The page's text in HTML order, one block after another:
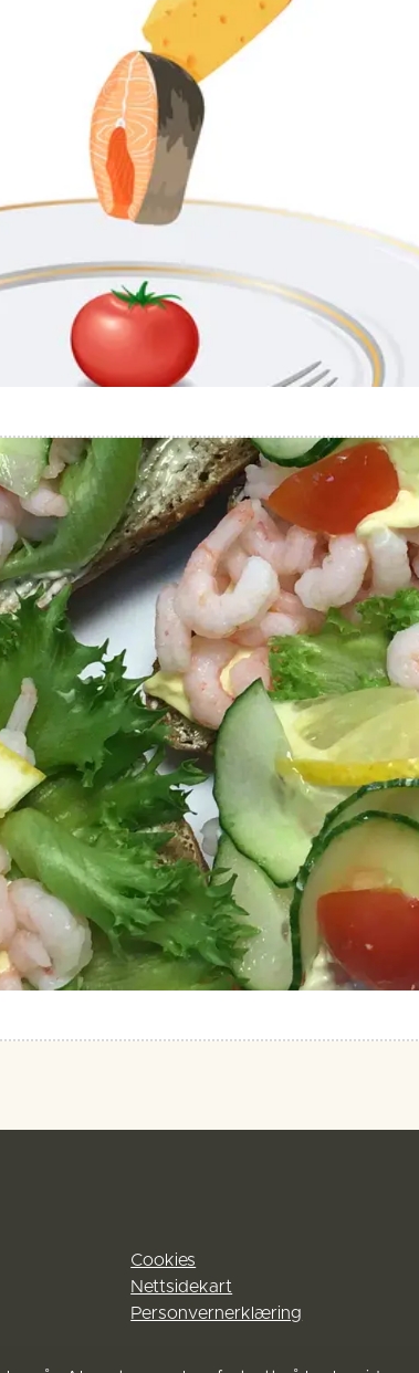
Cookies
Nettsidekart
Personvernerklæring